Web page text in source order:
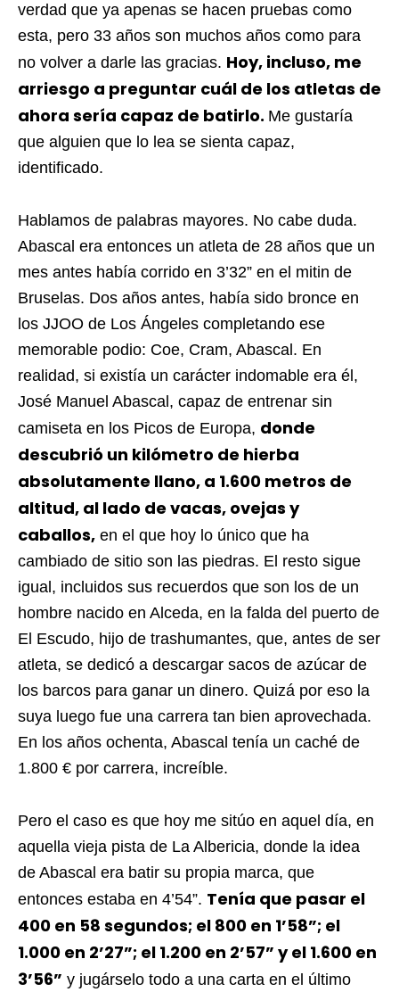
verdad que ya apenas se hacen pruebas como
esta, pero 33 años son muchos años como para
no volver a darle las gracias. Hoy, incluso, me
arriesgo a preguntar cuál de los atletas de
ahora sería capaz de batirlo. Me gustaría
que alguien que lo lea se sienta capaz,
identificado.
Hablamos de palabras mayores. No cabe duda.
Abascal era entonces un atleta de 28 años que un
mes antes había corrido en 3’32” en el mitin de
Bruselas. Dos años antes, había sido bronce en
los JJOO de Los Ángeles completando ese
memorable podio: Coe, Cram, Abascal. En
realidad, si existía un carácter indomable era él,
José Manuel Abascal, capaz de entrenar sin
camiseta en los Picos de Europa, donde
descubrió un kilómetro de hierba
absolutamente llano, a 1.600 metros de
altitud, al lado de vacas, ovejas y
caballos, en el que hoy lo único que ha
cambiado de sitio son las piedras. El resto sigue
igual, incluidos sus recuerdos que son los de un
hombre nacido en Alceda, en la falda del puerto de
El Escudo, hijo de trashumantes, que, antes de ser
atleta, se dedicó a descargar sacos de azúcar de
los barcos para ganar un dinero. Quizá por eso la
suya luego fue una carrera tan bien aprovechada.
En los años ochenta, Abascal tenía un caché de
1.800 € por carrera, increíble.
Pero el caso es que hoy me sitúo en aquel día, en
aquella vieja pista de La Albericia, donde la idea
de Abascal era batir su propia marca, que
entonces estaba en 4’54”. Tenía que pasar el
400 en 58 segundos; el 800 en 1’58”; el
1.000 en 2’27”; el 1.200 en 2’57” y el 1.600 en
3’56” y jugárselo todo a una carta en el último